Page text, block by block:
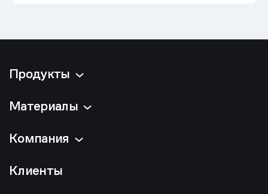
Продукты
Материалы
Компания
Клиенты